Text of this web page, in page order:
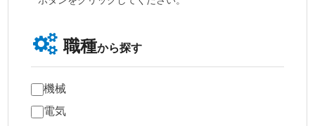
職種から探す
機械
電気